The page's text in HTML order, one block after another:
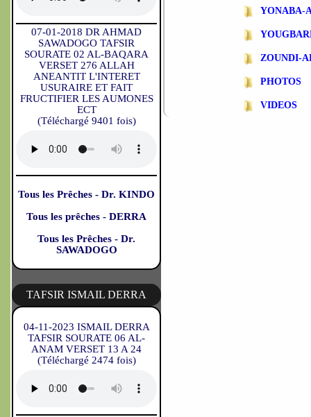
07-01-2018 DR AHMAD
SAWADOGO TAFSIR
SOURATE 02 AL-BAQARA
VERSET 276 ALLAH
ANEANTIT L'INTERET
USURAIRE ET FAIT
FRUCTIFIER LES AUMONES
ECT
(Téléchargé 9401 fois)
Tous les Prêches - Dr. KINDO
Tous les prêches - DERRA
Tous les Prêches - Dr.
SAWADOGO
TAFSIR ISMAIL DERRA
04-11-2023 ISMAIL DERRA
TAFSIR SOURATE 06 AL-
ANAM VERSET 13 A 24
(Téléchargé 2474 fois)
YONABA-
ZOUNDI-
PHOTOS
VIDEOS